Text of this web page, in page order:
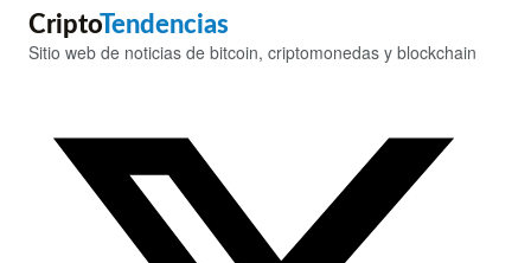
CriptoTendencias
Sitio web de noticias de bitcoin, criptomonedas y blockchain